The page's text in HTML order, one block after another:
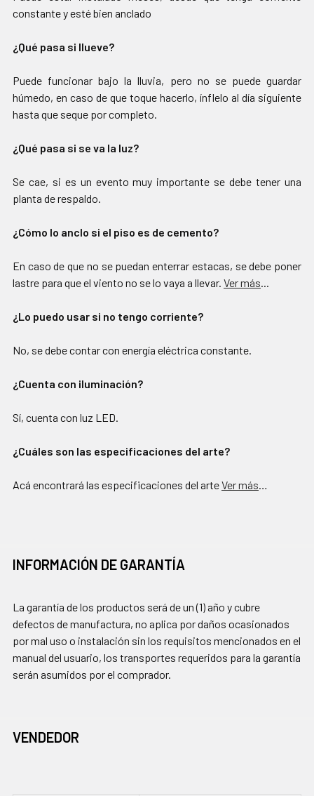
constante y esté bien anclado
¿Qué pasa si llueve?
Puede funcionar bajo la lluvia, pero no se puede guardar
húmedo, en caso de que toque hacerlo, ínflelo al día siguiente
hasta que seque por completo.
¿Qué pasa si se va la luz?
Se cae, si es un evento muy importante se debe tener una
planta de respaldo.
¿Cómo lo anclo si el piso es de cemento?
En caso de que no se puedan enterrar estacas, se debe poner
lastre para que el viento no se lo vaya a llevar. Ver más...
¿Lo puedo usar si no tengo corriente?
No, se debe contar con energía eléctrica constante.
¿Cuenta con iluminación?
Sí, cuenta con luz LED.
¿Cuáles son las especificaciones del arte?
Acá encontrará las especificaciones del arteVer más…
INFORMACIÓN DE GARANTÍA
La garantía de los productos será de un (1) año y cubre
defectos de manufactura, no aplica por daños ocasionados
por mal uso o instalación sin los requisitos mencionados en el
manual del usuario, los transportes requeridos para la garantía
serán asumidos por el comprador.
VENDEDOR